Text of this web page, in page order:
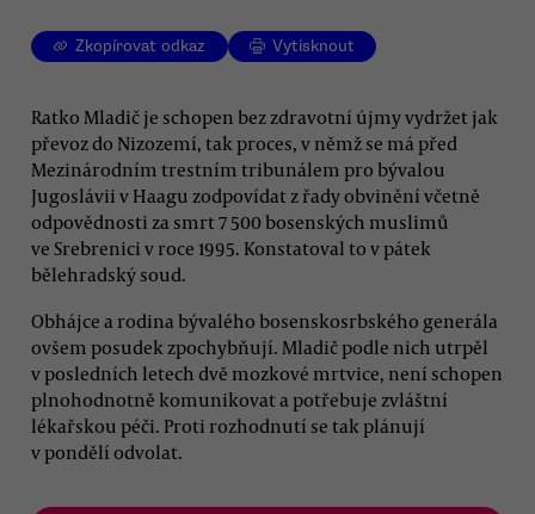
Zkopírovat odkaz Vytisknout
Ratko Mladič je schopen bez zdravotní újmy vydržet jak
převoz do Nizozemí, tak proces, v němž se má před
Mezinárodním trestním tribunálem pro bývalou
Jugoslávii v Haagu zodpovídat z řady obvinění včetně
odpovědnosti za smrt 7 500 bosenských muslimů
ve Srebrenici v roce 1995. Konstatoval to v pátek
bělehradský soud.
Obhájce a rodina bývalého bosenskosrbského generála
ovšem posudek zpochybňují. Mladič podle nich utrpěl
v posledních letech dvě mozkové mrtvice, není schopen
plnohodnotně komunikovat a potřebuje zvláštní
lékařskou péči. Proti rozhodnutí se tak plánují
v pondělí odvolat.